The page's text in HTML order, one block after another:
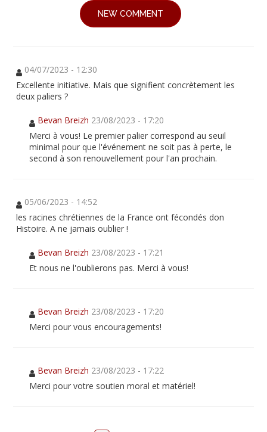
NEW COMMENT
04/07/2023 - 12:30
Excellente initiative. Mais que signifient concrètement les
deux paliers ?
Bevan Breizh 23/08/2023 - 17:20
Merci à vous! Le premier palier correspond au seuil
minimal pour que l'événement ne soit pas à perte, le
second à son renouvellement pour l'an prochain.
05/06/2023 - 14:52
les racines chrétiennes de la France ont fécondés don
Histoire. A ne jamais oublier !
Bevan Breizh 23/08/2023 - 17:21
Et nous ne l'oublierons pas. Merci à vous!
Bevan Breizh 23/08/2023 - 17:20
Merci pour vous encouragements!
Bevan Breizh 23/08/2023 - 17:22
Merci pour votre soutien moral et matériel!